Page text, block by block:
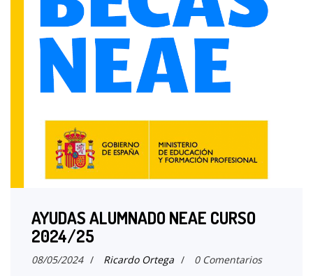
AYUDAS ALUMNADO NEAE CURSO
2024/25
08/05/2024 / Ricardo Ortega / 0 Comentarios